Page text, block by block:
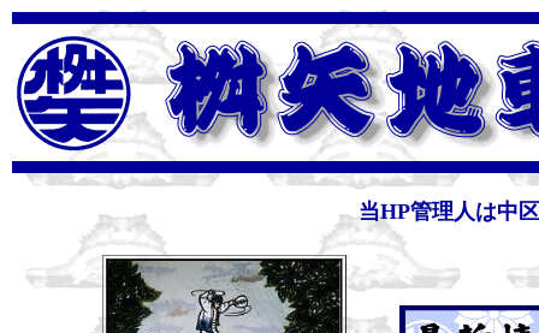
当HP管理人は中